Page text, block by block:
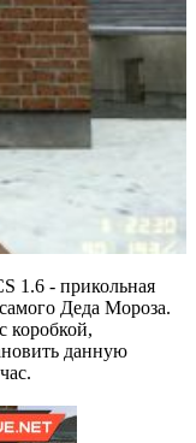
1.6 - прикольная
Деда Мороза.
коробкой,
данную